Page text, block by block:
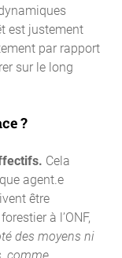
est justement
par rapport
sur le long
?
Cela
agent.e
être
à l’ONF,
des moyens ni
comme